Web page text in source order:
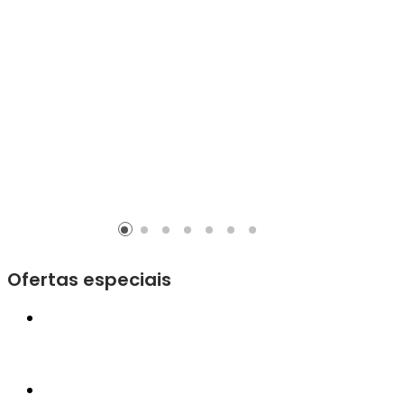
Ofertas especiais